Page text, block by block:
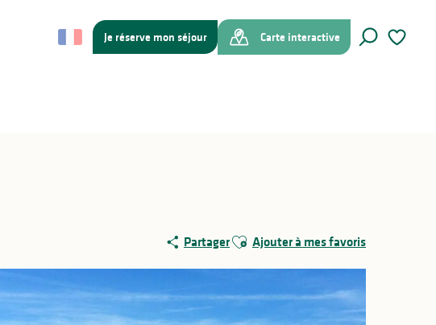
Je réserve mon séjour
Carte interactive
PartagerAjouter aux favoris
Ajouter à mes favoris